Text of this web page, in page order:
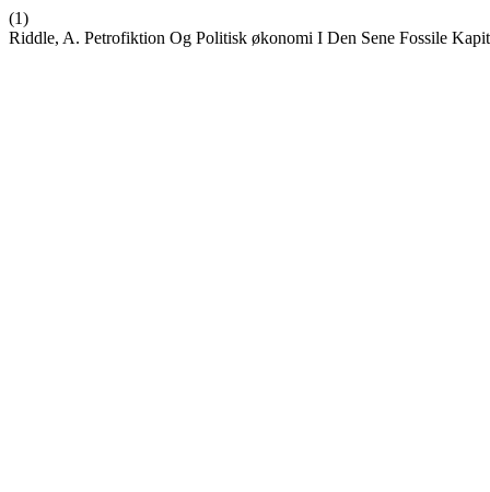
(1)
Riddle, A. Petrofiktion Og Politisk økonomi I Den Sene Fossile